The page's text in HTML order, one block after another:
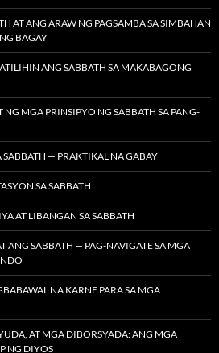
AT ANG ARAW NG PAGSAMBA SA SIMBAHAN
BAGAY
ANG SABBATH SA MAKABAGONG
NG MGA PRINSIPYO NG SABBATH SA PANG-
SABBATH — PRAKTIKAL NA GABAY
SA SABBATH
AT LIBANGAN SA SABBATH
ANG SABBATH — PAG-NAVIGATE SA MGA
NA KARNE PARA SA MGA
AT MGA DIBORSYADA: ANG MGA
NG DIYOS